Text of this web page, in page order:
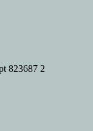
823687 2